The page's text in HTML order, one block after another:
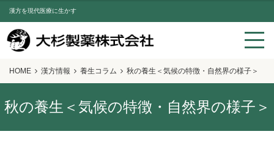
漢方を現代医療に生かす
HOME 漢方情報 養生コラム 秋の養生＜気候の特徴・自然界の様子＞
秋の養生＜気候の特徴・自然界の様子＞